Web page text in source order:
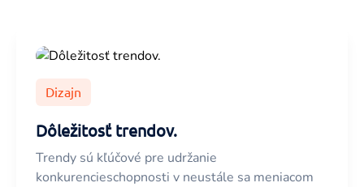
Dizajn
Dôležitosť trendov.
Trendy sú kľúčové pre udržanie
konkurencieschopnosti v neustále sa meniacom